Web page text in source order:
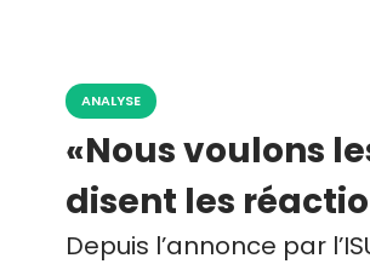
ANALYSE
«Nous voulons
disent les
Depuis l’annonce par